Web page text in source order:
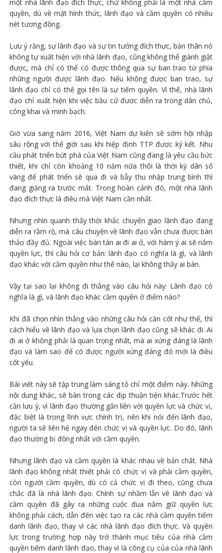
một nhà lãnh đạo đích thực, chứ không phải là một nhà cầm
quyền, dù về mặt hình thức, lãnh đạo và cầm quyền có nhiều
nét tương đồng.
Lưu ý rằng, sự lãnh đạo và sự tin tưởng đích thực, bản thân nó
không tự xuất hiện với nhà lãnh đạo, cũng không thể giành giật
được, mà chỉ có thể có được thông qua sự ban trao từ phía
những người được lãnh đạo. Nếu không được ban trao, sự
lãnh đạo chỉ có thể gọi tên là sự tiếm quyền. Vì thế, nhà lãnh
đạo chỉ xuất hiện khi việc bầu cử được diễn ra trong dân chủ,
công khai và minh bạch.
Giờ vừa sang năm 2016, Việt Nam dự kiến sẽ sớm hội nhập
sâu rộng với thế giới sau khi hiệp định TTP được ký kết. Nhu
cầu phát triển bứt phá của Việt Nam cũng đang là yêu cầu bức
thiết, khi chỉ còn khoảng 10 năm nữa thôi là thời kỳ dân số
vàng để phát triển sẽ qua đi và bẫy thu nhập trung bình thì
đang giăng ra trước mắt. Trong hoàn cảnh đó, một nhà lãnh
đạo đích thực là điều mà Việt Nam cần nhất.
Nhưng nhìn quanh thấy thời khắc chuyển giao lãnh đạo đang
diễn ra rầm rộ, mà câu chuyện về lãnh đạo vẫn chưa được bàn
thảo đầy đủ. Ngoài việc bàn tán ai đi ai ở, với hàm ý ai sẽ nắm
quyền lực, thì câu hỏi cơ bản: lãnh đạo có nghĩa là gì, và lãnh
đạo khác với cầm quyền như thế nào, lại không thấy ai bàn.
Vậy tại sao lại không đi thẳng vào câu hỏi này: Lãnh đạo có
nghĩa là gì, và lãnh đạo khác cầm quyền ở điểm nào?
Khi đã chọn nhìn thẳng vào những câu hỏi căn cốt như thế, thì
cách hiểu về lãnh đạo và lựa chọn lãnh đạo cũng sẽ khác đi. Ai
đi ai ở không phải là quan trọng nhất, mà ai xứng đáng là lãnh
đạo và làm sao để có được người xứng đáng đó mới là điều
cốt yếu.
Bài viết này sẽ tập trung làm sáng tỏ chỉ một điểm này. Những
nội dung khác, sẽ bàn trong các dịp thuận tiện khác.Trước hết
cần lưu ý, vì lãnh đạo thường gắn liền với quyền lực và chức vị,
đặc biệt là trong lĩnh vực chính trị, nên khi nói đến lãnh đạo,
người ta sẽ liên hệ ngay đến chức vị và quyền lực. Do đó, lãnh
đạo thường bị đồng nhất với cầm quyền.
Nhưng lãnh đạo và cầm quyền là khác nhau về bản chất. Nhà
lãnh đạo không nhất thiết phải có chức vị và phải cầm quyền,
còn người cầm quyền, dù có cả chức vị đi theo, cũng chưa
chắc đã là nhà lãnh đạo. Chính sự nhầm lẫn về lãnh đạo và
cầm quyền đã gây ra những cuộc đua nắm giữ quyền lực
không phải cách, dẫn đến việc tạo ra các nhà cầm quyền tiếm
danh lãnh đạo, thay vì các nhà lãnh đạo đích thực. Và quyền
lực trong trường hợp này trở thành mục tiêu của nhà cầm
quyền tiếm danh lãnh đạo, thay vì là công cụ của của nhà lãnh